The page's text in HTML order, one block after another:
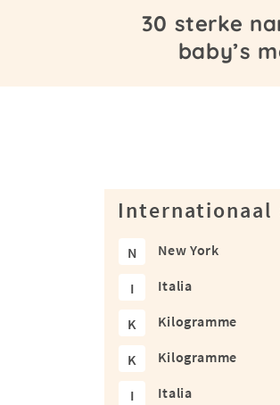
30 sterke
baby’s
Internationaal
N New York
I Italia
K Kilogramme
K Kilogramme
I Italia